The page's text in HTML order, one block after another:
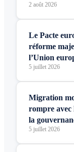
2 août 2026
Le Pacte
réforme
l’Union
5 juillet 2026
Migration
rompre avec
la
5 juillet 2026